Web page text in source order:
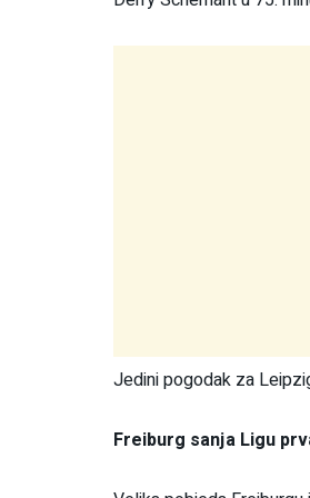
Jedini pogodak za
Freiburg sanja Ligu